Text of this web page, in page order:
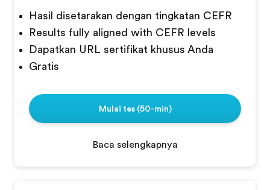
Hasil disetarakan dengan tingkatan CEFR
Results fully aligned with CEFR levels
Dapatkan URL sertifikat khusus Anda
Gratis
Mulai tes (50-min)
Baca selengkapnya